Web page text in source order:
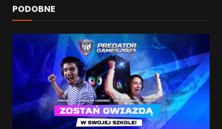
PODOBNE